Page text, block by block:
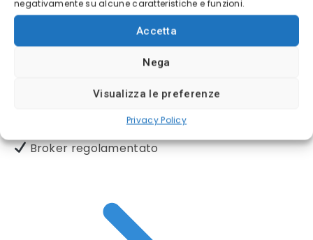
negativamente su alcune caratteristiche e funzioni.
Accetta
Nega
Visualizza le preferenze
Privacy Policy
MIGLIORI PIATTAFORME DI TRADING
100$
Broker regolamentato